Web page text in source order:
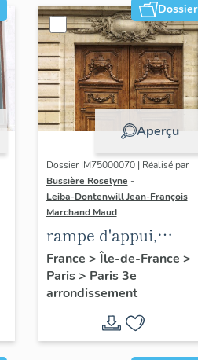
Dossier
Aperçu
Dossier IM75000070 | Réalisé par
Bussière Roselyne -
Leiba-Dontenwill Jean-François -
Marchand Maud
rampe d'appui,
escalier de l' hôtel de
Sandreville (non
étudié)
France > Île-de-France >
Paris> Paris 3e
arrondissement